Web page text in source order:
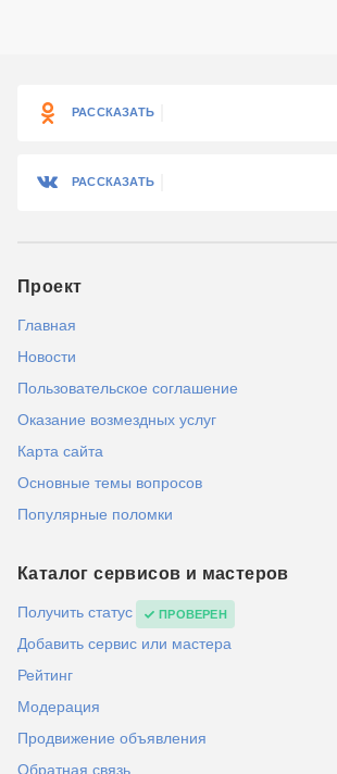
РАССКАЗАТЬ
РАССКАЗАТЬ
Проект
Главная
Новости
Пользовательское соглашение
Оказание возмездных услуг
Карта сайта
Основные темы вопросов
Популярные поломки
Каталог сервисов и мастеров
Получить статус ПРОВЕРЕН
Добавить сервис или мастера
Рейтинг
Модерация
Продвижение объявления
Обратная связь